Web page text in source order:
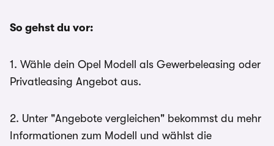
So gehst du vor:
1. Wähle dein Opel Modell als Gewerbeleasing oder
Privatleasing Angebot aus.
2. Unter "Angebote vergleichen" bekommst du mehr
Informationen zum Modell und wählst die